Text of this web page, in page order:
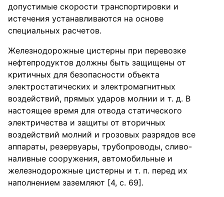
допустимые скорости транспортировки и
истечения устанавливаются на основе
специальных расчетов.
Железнодорожные цистерны при перевозке
нефтепродуктов должны быть защищены от
критичных для безопасности объекта
электростатических и электромагнитных
воздействий, прямых ударов молнии и т. д. В
настоящее время для отвода статического
электричества и защиты от вторичных
воздействий молний и грозовых разрядов все
аппараты, резервуары, трубопроводы, сливо-
наливные сооружения, автомобильные и
железнодорожные цистерны и т. п. перед их
наполнением заземляют [4, с. 69].